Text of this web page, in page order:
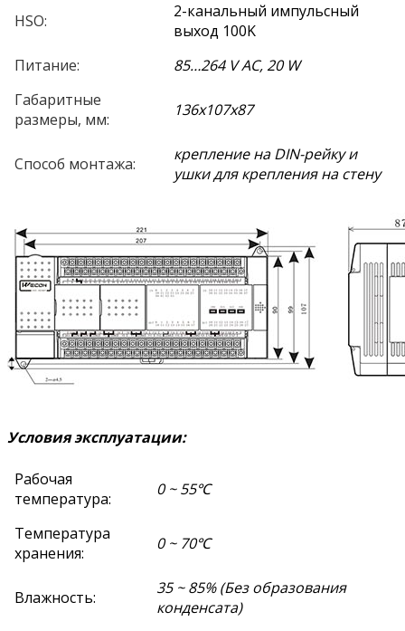
HSO:
2-канальный импульсный
выход 100K
Питание:
85…264 V AC, 20 W
Габаритные
размеры, мм:
136х107х87
Способ монтажа:
крепление на DIN-рейку и
ушки для крепления на стену
Условия эксплуатации:
Рабочая
температура:
0 ~ 55℃
Температура
хранения:
0 ~ 70℃
Влажность:
35 ~ 85% (Без образования
конденсата)